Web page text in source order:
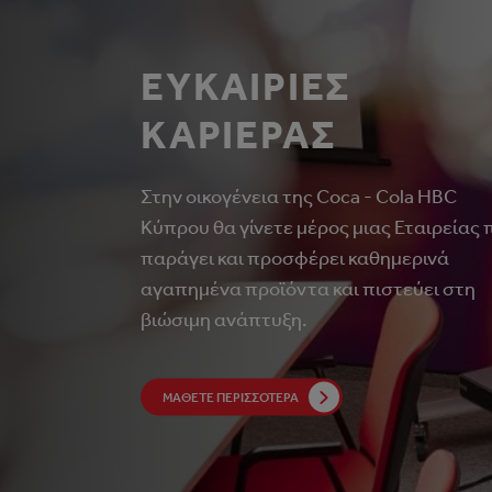
ΕΥΚΑΙΡΙΕΣ
ΚΑΡΙΕΡΑΣ
Στην οικογένεια της Coca - Cola HBC
Κύπρου θα γίνετε μέρος μιας Εταιρείας
παράγει και προσφέρει καθημερινά
αγαπημένα προϊόντα και πιστεύει στη
βιώσιμη ανάπτυξη.
ΜΆΘΕΤΕ ΠΕΡΙΣΣΌΤΕΡΑ